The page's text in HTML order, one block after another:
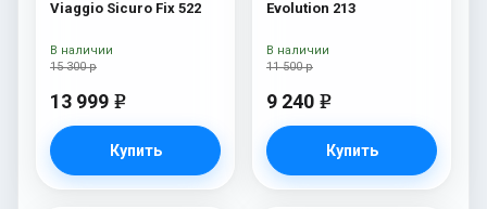
Viaggio Sicuro Fix 522
15 300 р
13 999 e
Купить
В наличии
Evolution 213
11 500 р
9 240 e
Купить
В наличии